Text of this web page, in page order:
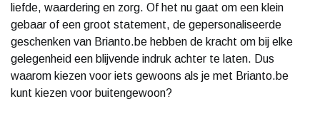
liefde, waardering en zorg. Of het nu gaat om een klein
gebaar of een groot statement, de gepersonaliseerde
geschenken van Brianto.be hebben de kracht om bij elke
gelegenheid een blijvende indruk achter te laten. Dus
waarom kiezen voor iets gewoons als je met Brianto.be
kunt kiezen voor buitengewoon?